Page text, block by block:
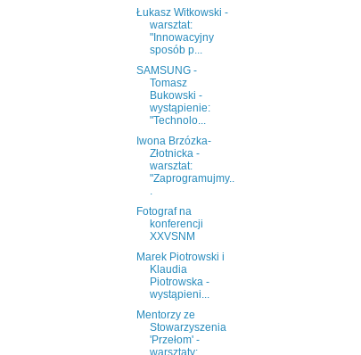
Łukasz Witkowski -
warsztat:
"Innowacyjny
sposób p...
SAMSUNG -
Tomasz
Bukowski -
wystąpienie:
"Technolo...
Iwona Brzózka-
Złotnicka -
warsztat:
"Zaprogramujmy..
.
Fotograf na
konferencji
XXVSNM
Marek Piotrowski i
Klaudia
Piotrowska -
wystąpieni...
Mentorzy ze
Stowarzyszenia
'Przełom' -